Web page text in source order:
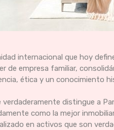
internacional que hoy
de empresa familiar,
ética y un conocimiento
verdaderamente distingue a
como la mejor
en activos que son